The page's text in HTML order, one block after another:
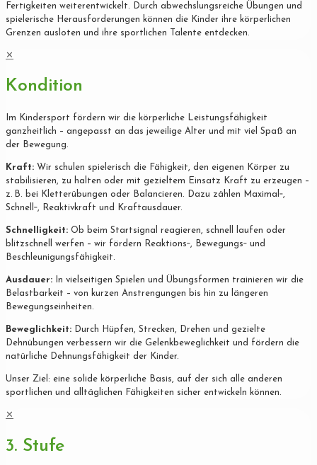
Fertigkeiten weiterentwickelt. Durch abwechslungsreiche Übungen und
spielerische Herausforderungen können die Kinder ihre körperlichen
Grenzen ausloten und ihre sportlichen Talente entdecken.
✕
Kondition
Im Kindersport fördern wir die körperliche Leistungsfähigkeit
ganzheitlich – angepasst an das jeweilige Alter und mit viel Spaß an
der Bewegung.
Kraft: Wir schulen spielerisch die Fähigkeit, den eigenen Körper zu
stabilisieren, zu halten oder mit gezieltem Einsatz Kraft zu erzeugen –
z. B. bei Kletterübungen oder Balancieren. Dazu zählen Maximal‐,
Schnell‐, Reaktivkraft und Kraftausdauer.
Schnelligkeit: Ob beim Startsignal reagieren, schnell laufen oder
blitzschnell werfen – wir fördern Reaktions‐, Bewegungs‐ und
Beschleunigungsfähigkeit.
Ausdauer: In vielseitigen Spielen und Übungsformen trainieren wir die
Belastbarkeit – von kurzen Anstrengungen bis hin zu längeren
Bewegungseinheiten.
Beweglichkeit: Durch Hüpfen, Strecken, Drehen und gezielte
Dehnübungen verbessern wir die Gelenkbeweglichkeit und fördern die
natürliche Dehnungsfähigkeit der Kinder.
Unser Ziel: eine solide körperliche Basis, auf der sich alle anderen
sportlichen und alltäglichen Fähigkeiten sicher entwickeln können.
✕
3. Stufe